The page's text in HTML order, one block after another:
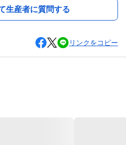
生産者に質問する
リンクをコピー